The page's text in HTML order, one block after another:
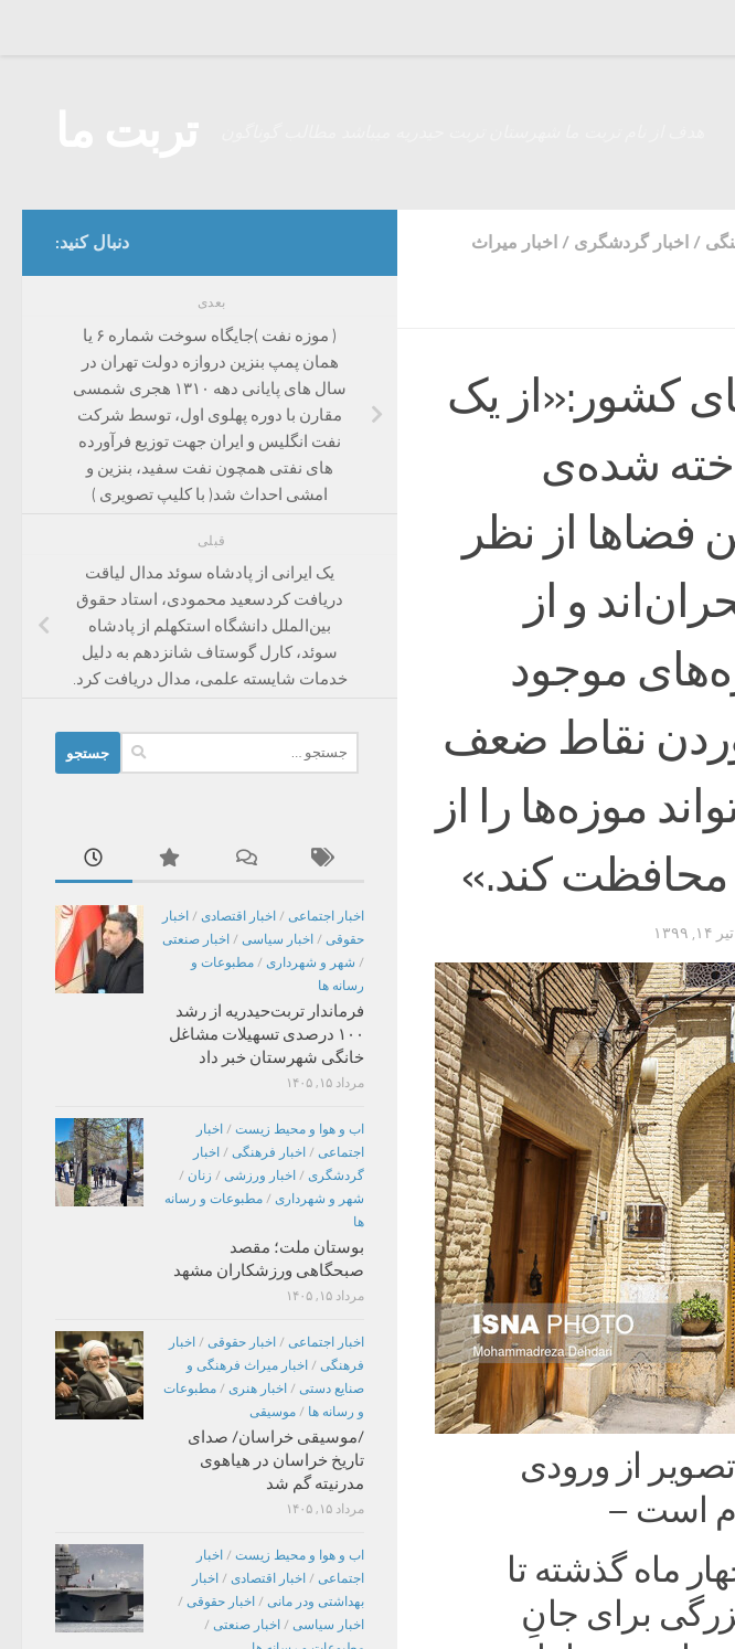
/ اخبار گردشگری / اخبار میراث
کشور:«از یک
شده‌ی
فضاها از نظر
و از
موجود
نقاط ضعف
موزه‌ها را از
کند.»
تیر ۱۴, ۱۳۹۹
از ورودی
است –
ماه گذشته تا
برای جانِ
دنبال کنید:
بعدی
( موزه نفت )جایگاه سوخت شماره ۶ یا
همان پمپ بنزین دروازه دولت تهران در
سال های پایانی دهه ۱۳۱۰ هجری شمسی
مقارن با دوره پهلوی اول، توسط شرکت
نفت انگلیس و ایران جهت توزیع فرآورده
های نفتی همچون نفت سفید، بنزین و
امشی احداث شد( با کلیپ تصویری )
قبلی
یک ایرانی از پادشاه سوئد مدال لیاقت
دریافت کرد‌سعید محمودی، استاد حقوق
بین‌الملل دانشگاه استکهلم از پادشاه
سوئد، کارل گوستاف شانزدهم به دلیل
خدمات شایسته علمی، مدال دریافت کرد.‌
برای:
اخبار اجتماعی / اخبار اقتصادی / اخبار
حقوقی / اخبار سیاسی / اخبار صنعتی
/ شهر و شهرداری / مطبوعات و
رسانه ها
فرماندار تربت‌حیدریه از رشد
۱۰۰ درصدی تسهیلات مشاغل
خانگی شهرستان خبر داد
مرداد ۱۵, ۱۴۰۵
اب و هوا و محیط زیست / اخبار
اجتماعی / اخبار فرهنگی / اخبار
گردشگری / اخبار ورزشی / زنان /
شهر و شهرداری / مطبوعات و رسانه
ها
بوستان ملت؛ مقصد
صبحگاهی ورزشکاران مشهد
مرداد ۱۵, ۱۴۰۵
اخبار اجتماعی / اخبار حقوقی / اخبار
فرهنگی / اخبار میراث فرهنگی و
صنایع دستی / اخبار هنری / مطبوعات
و رسانه ها / موسیقی
/موسیقی خراسان/ صدای
تاریخ خراسان در هیاهوی
مدرنیته گم شد
مرداد ۱۵, ۱۴۰۵
اب و هوا و محیط زیست / اخبار
اجتماعی / اخبار اقتصادی / اخبار
بهداشتی ودر مانی / اخبار حقوقی /
اخبار سیاسی / اخبار صنعتی /